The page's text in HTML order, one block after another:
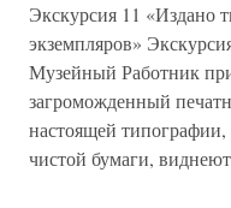
Экскурсия 11 «Издано
экземпляров»
Музейный Работник
загроможденный
настоящей
чистой бумаги,